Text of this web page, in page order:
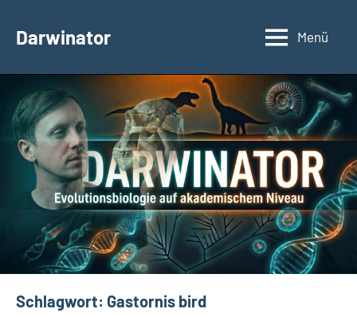
InhaltDarwinator
Evolutionsbiologie
Menü
Schlagwort: Gastornis bird